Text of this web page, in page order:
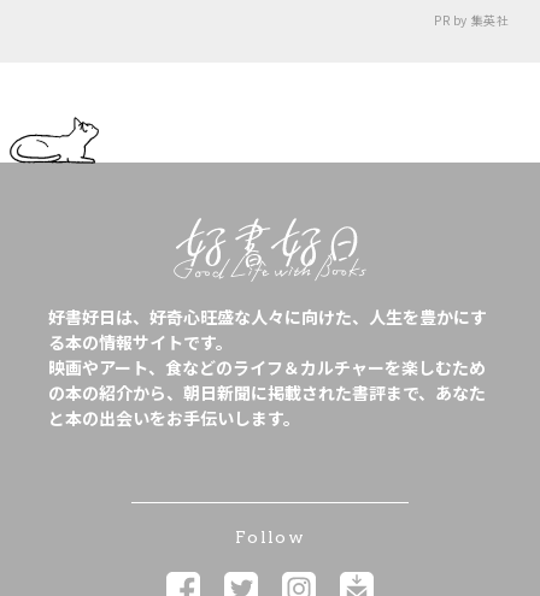
PR by 集英社
好書好日は、好奇心旺盛な人々に向けた、人生を豊かにす
る本の情報サイトです。
映画やアート、食などのライフ＆カルチャーを楽しむため
の本の紹介から、朝日新聞に掲載された書評まで、あなた
と本の出会いをお手伝いします。
Follow